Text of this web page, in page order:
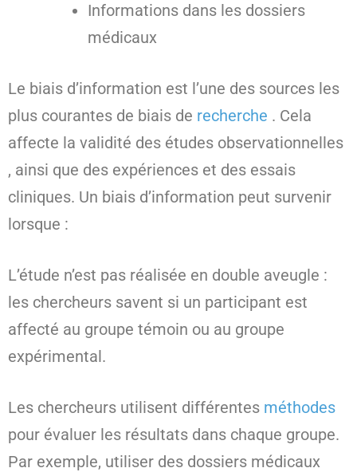
Informations dans les dossiers
médicaux
Le biais d’information est l’une des sources les
plus courantes de biais de recherche . Cela
affecte la validité des études observationnelles
, ainsi que des expériences et des essais
cliniques. Un biais d’information peut survenir
lorsque :
L’étude n’est pas réalisée en double aveugle :
les chercheurs savent si un participant est
affecté au groupe témoin ou au groupe
expérimental.
Les chercheurs utilisent différentes méthodes
pour évaluer les résultats dans chaque groupe.
Par exemple, utiliser des dossiers médicaux